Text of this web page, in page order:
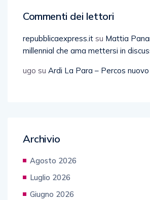
Commenti dei lettori
repubblicaexpress.it su Mattia
millennial che ama mettersi in
ugo su Ardi La Para – Percos
Archivio
Agosto 2026
Luglio 2026
Giugno 2026